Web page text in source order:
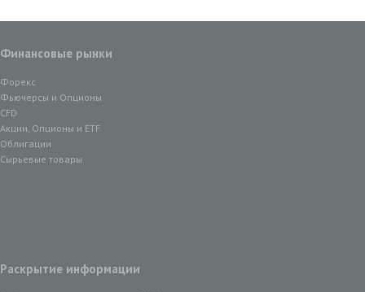
Финансовые рынки
Форекс
Фьючерсы и Опционы
CFD
Акции, Опционы и ETF
Облигации
Сырьевые товары
Раскрытие информации